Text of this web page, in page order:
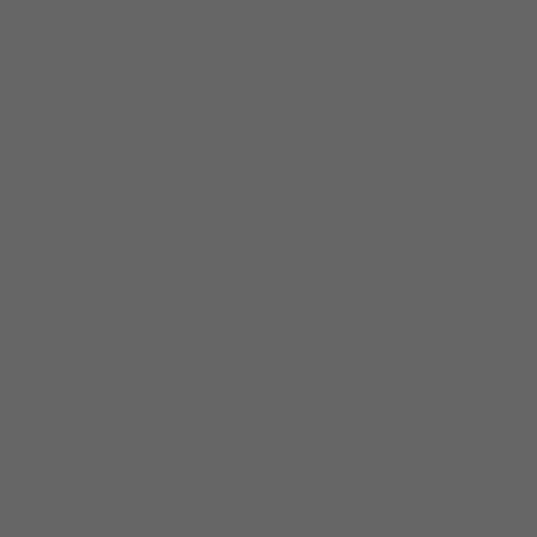
je na nasze zlecenie,
danych na podstawie
oparciu o stosowną podstawę
zbierane są przez naszych
ich przetwarzania. Możesz
podstawie prawnej.
umów o ich świadczenie